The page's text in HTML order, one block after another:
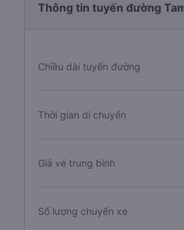
Thông tin tuyến đường
Chiều dài tuyến đường
Thời gian di chuyển
Giá vé trung bình
Số lượng chuyến xe